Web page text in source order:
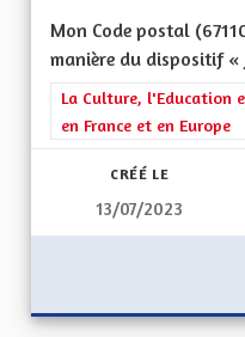
Mon Code postal
manière du dispositif «
Filtrer les résultats de
La Culture, l'Education
en France et en Europe
CRÉÉ LE
13/07/2023